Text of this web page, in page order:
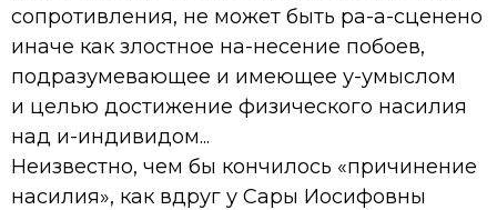
сопротивления, не может быть ра-а-сценено
иначе как злостное на-несение побоев,
подразумевающее и имеющее у-умыслом
и целью достижение физического насилия
над и-индивидом...
Неизвестно, чем бы кончилось «причинение
насилия», как вдруг у Сары Иосифовны